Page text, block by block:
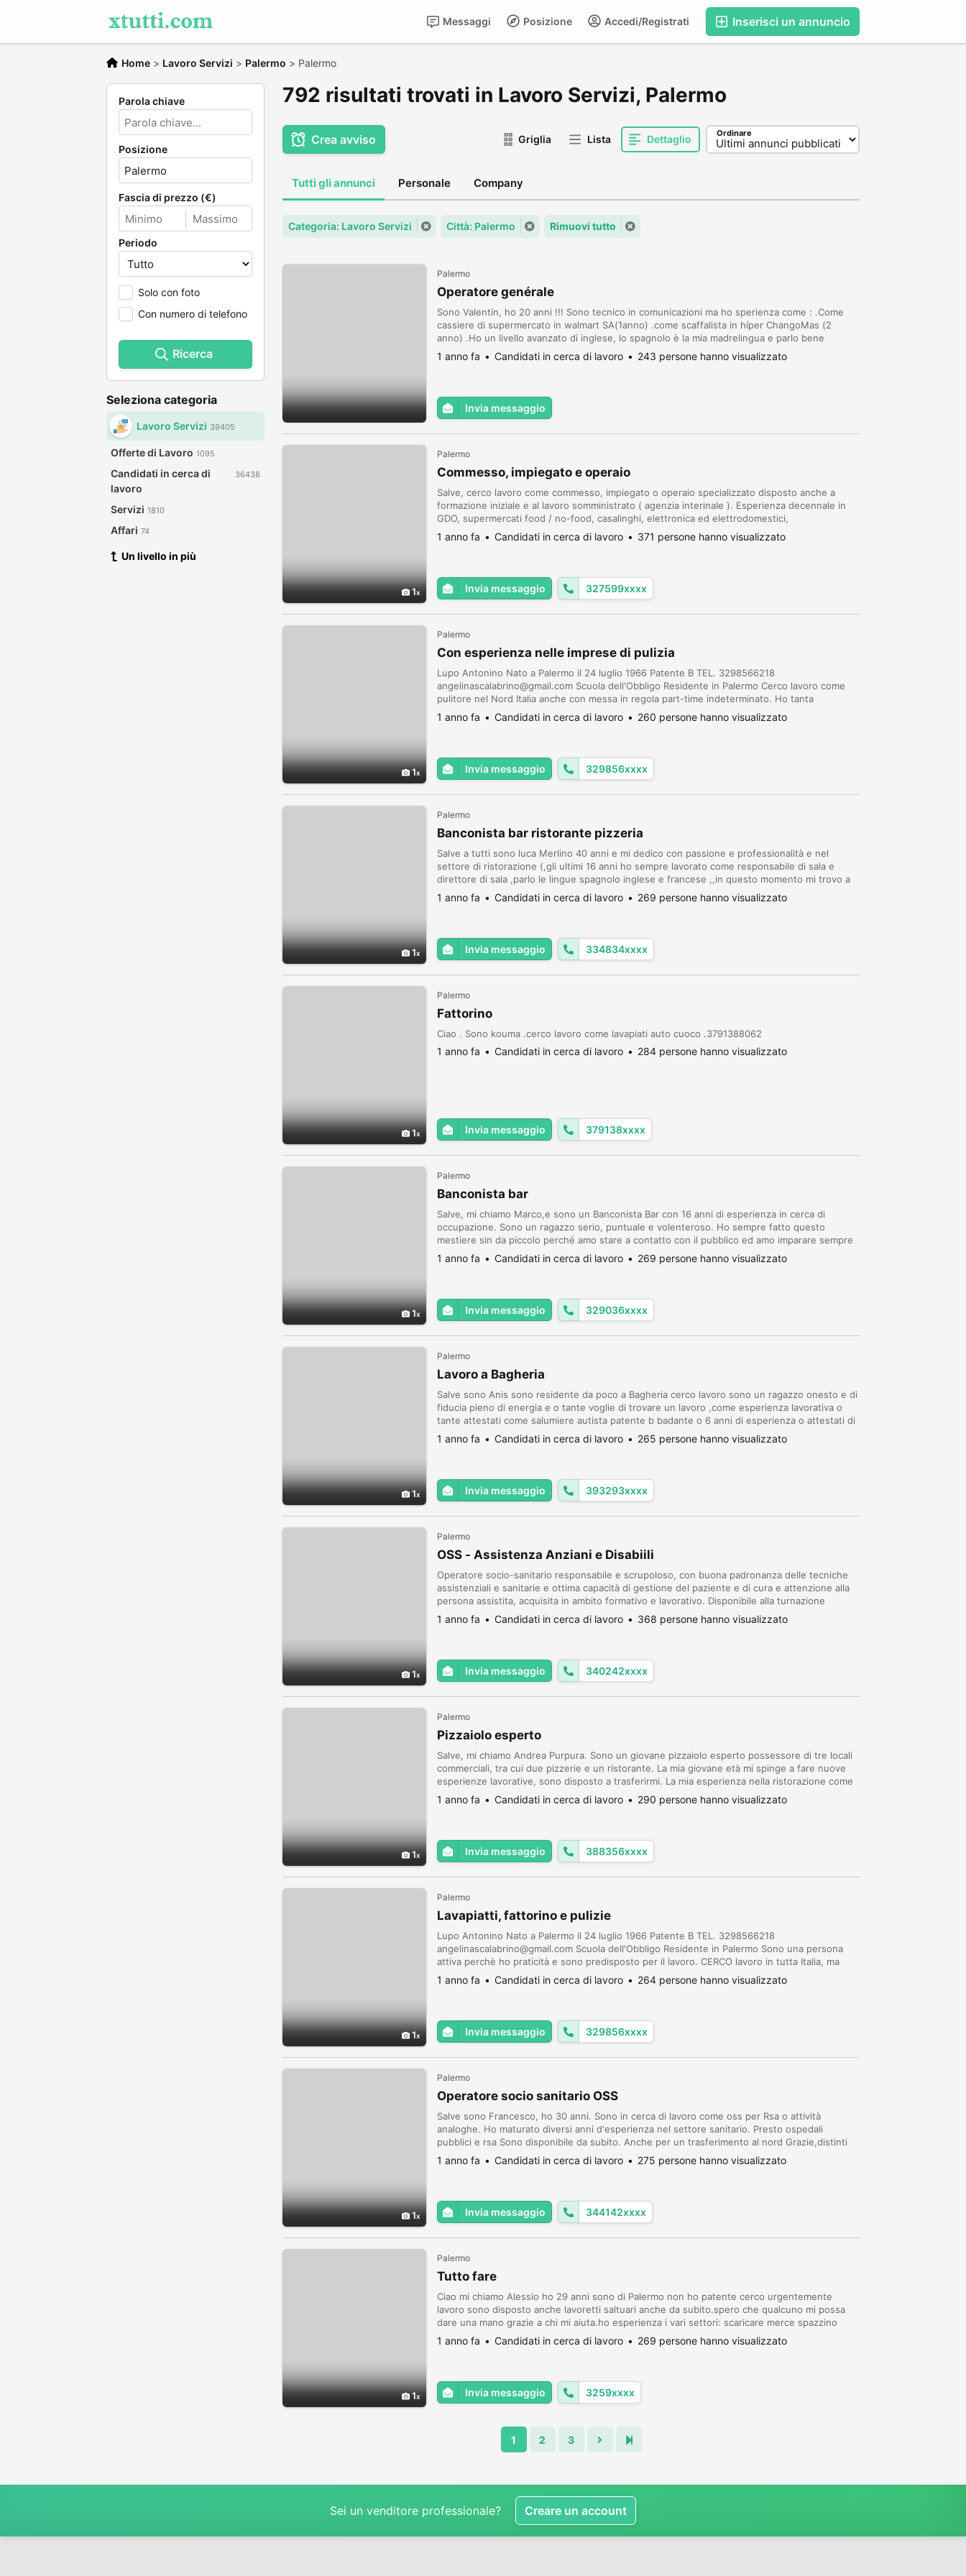
Inserisci un annuncio
Accedi/Registrati
Posizione
Messaggi
Home > Lavoro Servizi > Palermo > Palermo
Parola chiave
Posizione
Fascia di prezzo (€)
Periodo
Solo con foto
Con numero di telefono
Ricerca
Seleziona categoria
Lavoro Servizi 39405
Offerte di Lavoro 1095
Candidati in cerca di
lavoro
36438
Servizi 1810
Affari 74
Un livello in più
792 risultati trovati in Lavoro Servizi, Palermo
Crea avviso Griglia Lista Dettaglio Ordinare
Tutti gli annunci Personale Company
Categoria: Lavoro Servizi Città: Palermo Rimuovi tutto
Palermo
Operatore genérale
Sono Valentín, ho 20 anni !!! Sono tecnico in comunicazioni ma ho sperienza come : .Come
cassiere di supermercato in walmart SA(1anno) .come scaffalista in híper ChangoMas (2
anno) .Ho un livello avanzato di inglese, lo spagnolo è la mia madrelingua e parlo bene
l'italiano .Sto cercando lavoro a Torino .Non sono automunito
1 anno fa Candidati in cerca di lavoro 243 persone hanno visualizzato
Invia messaggio
1
Palermo
Commesso, impiegato e operaio
Salve, cerco lavoro come commesso, impiegato o operaio specializzato disposto anche a
formazione iniziale e al lavoro somministrato ( agenzia interinale ). Esperienza decennale in
GDO, supermercati food / no-food, casalinghi, elettronica ed elettrodomestici,
amministrazione e contabilità di base, operaio specializzato pulizie, biancheria e logistica per i
se...
1 anno fa Candidati in cerca di lavoro 371 persone hanno visualizzato
Invia messaggio 327599xxxx
1
Palermo
Con esperienza nelle imprese di pulizia
Lupo Antonino Nato a Palermo il 24 luglio 1966 Patente B TEL. 3298566218
angelinascalabrino@gmail.com Scuola dell'Obbligo Residente in Palermo Cerco lavoro come
pulitore nel Nord Italia anche con messa in regola part-time indeterminato. Ho tanta
esperienza soprattutto nelle imprese di pulizie. ESPERIENZE PROFESSIONALI: Ho lavorato
presso: -Pietro Scaduto, pu...
1 anno fa Candidati in cerca di lavoro 260 persone hanno visualizzato
Invia messaggio 329856xxxx
1
Palermo
Banconista bar ristorante pizzeria
Salve a tutti sono luca Merlino 40 anni e mi dedico con passione e professionalità e nel
settore di ristorazione (,gli ultimi 16 anni ho sempre lavorato come responsabile di sala e
direttore di sala ,parlo le lingue spagnolo inglese e francese ,,in questo momento mi trovo a
Palermo , ho lavorato a Barcellona,Nizza , Marsiglia, Parigi, Bruxelles,Bruges, Charl...
1 anno fa Candidati in cerca di lavoro 269 persone hanno visualizzato
Invia messaggio 334834xxxx
1
Palermo
Fattorino
Ciao . Sono kouma .cerco lavoro come lavapiati auto cuoco .3791388062
1 anno fa Candidati in cerca di lavoro 284 persone hanno visualizzato
Invia messaggio 379138xxxx
1
Palermo
Banconista bar
Salve, mi chiamo Marco,e sono un Banconista Bar con 16 anni di esperienza in cerca di
occupazione. Sono un ragazzo serio, puntuale e volenteroso. Ho sempre fatto questo
mestiere sin da piccolo perché amo stare a contatto con il pubblico ed amo imparare sempre
cose nuove in questo settore. Spero in un vostro contatto. Cordiali saluti
1 anno fa Candidati in cerca di lavoro 269 persone hanno visualizzato
Invia messaggio 329036xxxx
1
Palermo
Lavoro a Bagheria
Salve sono Anis sono residente da poco a Bagheria cerco lavoro sono un ragazzo onesto e di
fiducia pieno di energia e o tante voglie di trovare un lavoro ,come esperienza lavorativa o
tante attestati come salumiere autista patente b badante o 6 anni di esperienza o attestati di
giardiniere qualificato, archivista , Sono un ragazzo tutto fare
1 anno fa Candidati in cerca di lavoro 265 persone hanno visualizzato
Invia messaggio 393293xxxx
1
Palermo
OSS - Assistenza Anziani e Disabiili
Operatore socio-sanitario responsabile e scrupoloso, con buona padronanza delle tecniche
assistenziali e sanitarie e ottima capacità di gestione del paziente e di cura e attenzione alla
persona assistita, acquisita in ambito formativo e lavorativo. Disponibile alla turnazione
occupandosi con competenza di pazienti con diverse esigenze. Documentata competenza...
1 anno fa Candidati in cerca di lavoro 368 persone hanno visualizzato
Invia messaggio 340242xxxx
1
Palermo
Pizzaiolo esperto
Salve, mi chiamo Andrea Purpura. Sono un giovane pizzaiolo esperto possessore di tre locali
commerciali, tra cui due pizzerie e un ristorante. La mia giovane età mi spinge a fare nuove
esperienze lavorative, sono disposto a trasferirmi. La mia esperienza nella ristorazione come
imprenditore aggiunge un valore al mio curriculum in quanto sono in grado di dete...
1 anno fa Candidati in cerca di lavoro 290 persone hanno visualizzato
Invia messaggio 388356xxxx
1
Palermo
Lavapiatti, fattorino e pulizie
Lupo Antonino Nato a Palermo il 24 luglio 1966 Patente B TEL. 3298566218
angelinascalabrino@gmail.com Scuola dell'Obbligo Residente in Palermo Sono una persona
attiva perchè ho praticità e sono predisposto per il lavoro. CERCO lavoro in tutta Italia, ma
preferibilmente a Palermo, esclusivamente come lavapiatti e pulizie, con vitto e alloggio, non
saltuario m...
1 anno fa Candidati in cerca di lavoro 264 persone hanno visualizzato
Invia messaggio 329856xxxx
1
Palermo
Operatore socio sanitario OSS
Salve sono Francesco, ho 30 anni. Sono in cerca di lavoro come oss per Rsa o attività
analoghe. Ho maturato diversi anni d'esperienza nel settore sanitario. Presto ospedali
pubblici e rsa Sono disponibile da subito. Anche per un trasferimento al nord Grazie,distinti
saluti Francesco 3441428549
1 anno fa Candidati in cerca di lavoro 275 persone hanno visualizzato
Invia messaggio 344142xxxx
1
Palermo
Tutto fare
Ciao mi chiamo Alessio ho 29 anni sono di Palermo non ho patente cerco urgentemente
lavoro sono disposto anche lavoretti saltuari anche da subito.spero che qualcuno mi possa
dare una mano grazie a chi mi aiuta.ho esperienza i vari settori: scaricare merce spazzino
spostare mobili dogsiter guardiano fruttivendolo operatore ecologico pulizie in privato
general...
1 anno fa Candidati in cerca di lavoro 269 persone hanno visualizzato
Invia messaggio 3259xxxx
1 2 3
Sei un venditore professionale? Creare un account